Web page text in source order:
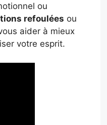
ou
refoulées ou
aider à mieux
votre esprit.